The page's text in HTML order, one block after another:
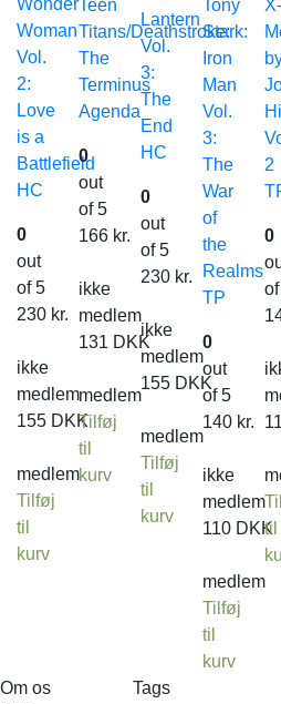
Wonder
Woman
Vol.
2:
Love
is a
Battlefield
HC
0
out
of 5
230 kr.
ikke
medlem
155 DKK
medlem
Tilføj
til
kurv
Teen
Titans/Deathstroke:
The
Terminus
Agenda
0
out
of 5
166 kr.
ikke
medlem
131 DKK
medlem
Tilføj
til
kurv
Lantern
Vol.
3:
The
End
HC
0
out
of 5
230 kr.
ikke
medlem
155 DKK
medlem
Tilføj
til
kurv
Tony
Stark:
Iron
Man
Vol.
3:
The
War
of
the
Realms
TP
0
out
of 5
140 kr.
ikke
medlem
110 DKK
medlem
Tilføj
til
kurv
X-
2
0
til
Om os
Tags